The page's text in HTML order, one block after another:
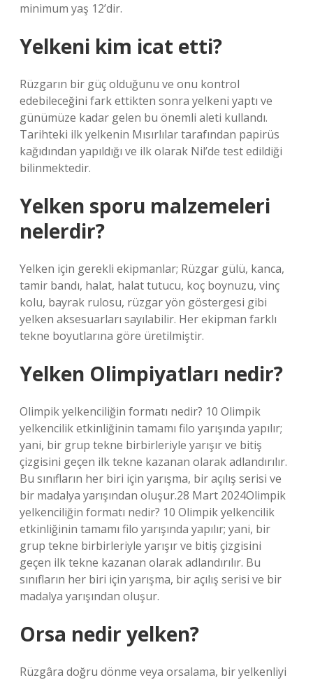
minimum yaş 12’dir.
Yelkeni kim icat etti?
Rüzgarın bir güç olduğunu ve onu kontrol
edebileceğini fark ettikten sonra yelkeni yaptı ve
günümüze kadar gelen bu önemli aleti kullandı.
Tarihteki ilk yelkenin Mısırlılar tarafından papirüs
kağıdından yapıldığı ve ilk olarak Nil’de test edildiği
bilinmektedir.
Yelken sporu malzemeleri
nelerdir?
Yelken için gerekli ekipmanlar; Rüzgar gülü, kanca,
tamir bandı, halat, halat tutucu, koç boynuzu, vinç
kolu, bayrak rulosu, rüzgar yön göstergesi gibi
yelken aksesuarları sayılabilir. Her ekipman farklı
tekne boyutlarına göre üretilmiştir.
Yelken Olimpiyatları nedir?
Olimpik yelkenciliğin formatı nedir? 10 Olimpik
yelkencilik etkinliğinin tamamı filo yarışında yapılır;
yani, bir grup tekne birbirleriyle yarışır ve bitiş
çizgisini geçen ilk tekne kazanan olarak adlandırılır.
Bu sınıfların her biri için yarışma, bir açılış serisi ve
bir madalya yarışından oluşur.28 Mart 2024Olimpik
yelkenciliğin formatı nedir? 10 Olimpik yelkencilik
etkinliğinin tamamı filo yarışında yapılır; yani, bir
grup tekne birbirleriyle yarışır ve bitiş çizgisini
geçen ilk tekne kazanan olarak adlandırılır. Bu
sınıfların her biri için yarışma, bir açılış serisi ve bir
madalya yarışından oluşur.
Orsa nedir yelken?
Rüzgâra doğru dönme veya orsalama, bir yelkenliyi